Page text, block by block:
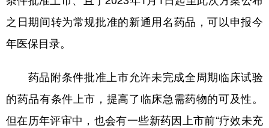
之日期间转为常规批准的新通用名药品，可以申报今
年医保目录。
药品附条件批准上市允许未完成全周期临床试验
的药品有条件上市，提高了临床急需药物的可及性。
但在历年评审中，也会有一些新药因上市前“疗效未充